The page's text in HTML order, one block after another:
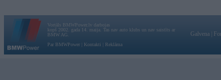
Vortāls BMWPower.lv darbojas
kopš 2002. gada 14. maija. Tas nav auto klubs un nav saistīts ar
BMW AG.
Par BMWPower
Kontakti Reklāma
Galvena